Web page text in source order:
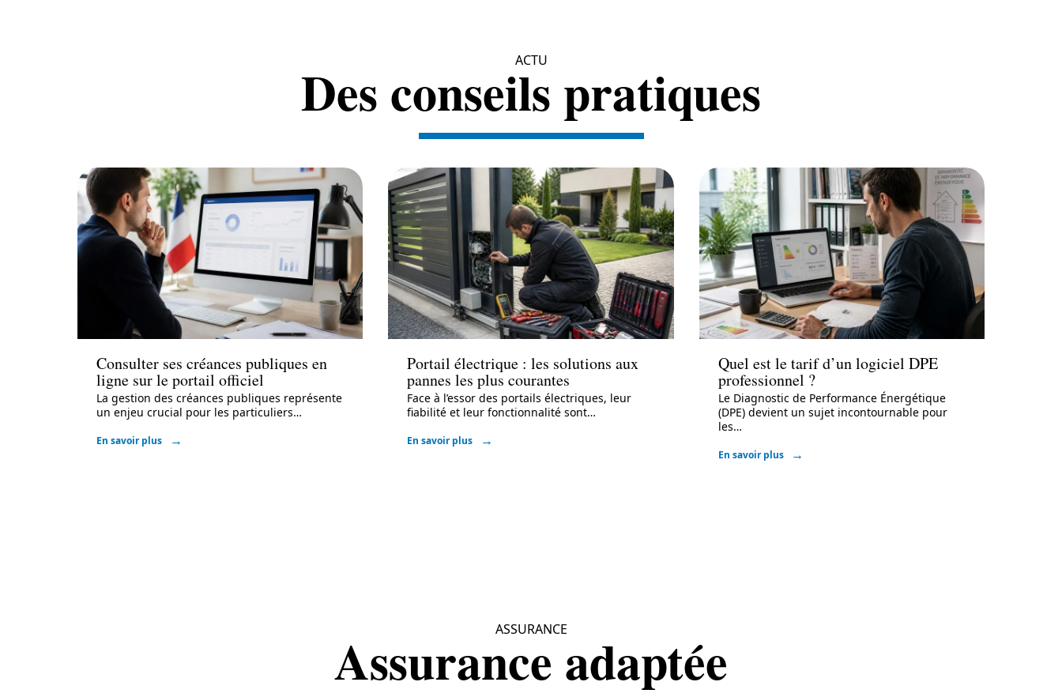
ACTU
Des conseils pratiques
Conseils
Consulter ses créances publiques en
ligne sur le portail officiel
La gestion des créances publiques représente
un enjeu crucial pour les particuliers…
En savoir plus
Conseils
Portail électrique : les solutions aux
pannes les plus courantes
Face à l’essor des portails électriques, leur
fiabilité et leur fonctionnalité sont…
En savoir plus
Conseils
Quel est le tarif d’un logiciel DPE
professionnel ?
Le Diagnostic de Performance Énergétique
(DPE) devient un sujet incontournable pour
les…
En savoir plus
ASSURANCE
Assurance adaptée